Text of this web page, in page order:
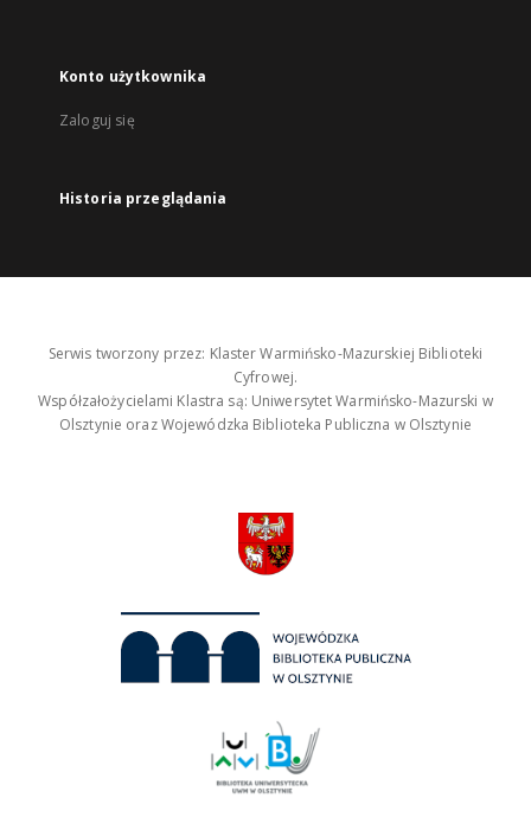
Konto użytkownika
Zaloguj się
Historia przeglądania
Serwis tworzony przez: Klaster Warmińsko-Mazurskiej Biblioteki
Cyfrowej.
Współzałożycielami Klastra są: Uniwersytet Warmińsko-Mazurski w
Olsztynie oraz Wojewódzka Biblioteka Publiczna w Olsztynie